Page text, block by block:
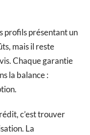
profils présentant un
mais il reste
Chaque garantie
la balance :
c’est trouver
La